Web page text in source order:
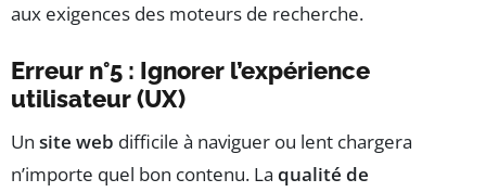
aux exigences des moteurs de recherche.
Erreur n°5 : Ignorer l’expérience
utilisateur (UX)
Un site web difficile à naviguer ou lent chargera
n’importe quel bon contenu. La qualité de